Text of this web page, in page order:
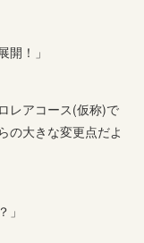
！」
レアコース(仮称)で
の大きな変更点だよ
」